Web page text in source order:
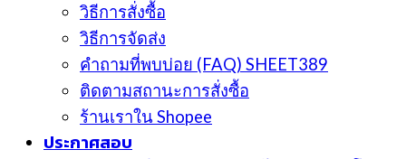
วิธีการสั่งซื้อ
วิธีการจัดส่ง
คำถามที่พบบ่อย (FAQ) SHEET389
ติดตามสถานะการสั่งซื้อ
ร้านเราใน Shopee
ประกาศสอบ